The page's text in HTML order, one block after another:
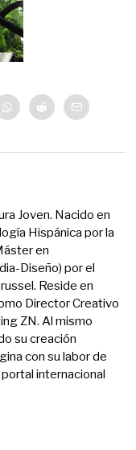
Joven. Nacido en
Hispánica por la
en
Diseño) por el
Reside en
Director Creativo
ZN. Al mismo
su creación
con su labor de
internacional